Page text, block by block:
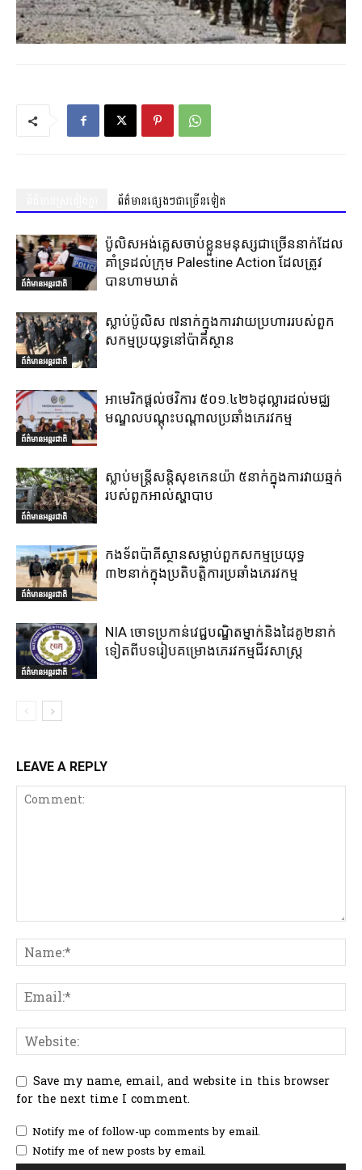
ព័ត៌មានផ្សេងៗជាច្រើនទៀត
ព័ត៌មានអន្តរជាតិ
ប៉ូលិសអង់គ្លេសចាប់ខ្លួនមនុស្សជាច្រើននាក់ដែល
គាំទ្រដល់ក្រុម Palestine Action ដែលត្រូវ
បានហាមឃាត់
ព័ត៌មានអន្តរជាតិ
ស្លាប់ប៉ូលិស ៧នាក់ក្នុងការវាយប្រហាររបស់ពួក
សកម្មប្រយុទ្ធនៅប៉ាគីស្ថាន
ព័ត៌មានអន្តរជាតិ
អាមេរិកផ្តល់ថវិការ ៥០១.៤២៦ដុល្លារដល់មជ្ឈ
មណ្ឌលបណ្តុះបណ្តាលប្រឆាំងភេរវកម្ម
ព័ត៌មានអន្តរជាតិ
ស្លាប់មន្ត្រីសន្តិសុខកេនយ៉ា ៥នាក់ក្នុងការវាយឆ្មក់
របស់ពួកអាល់ស្ហាបាប
ព័ត៌មានអន្តរជាតិ
កងទ័ពប៉ាគីស្ថានសម្លាប់ពួកសកម្មប្រយុទ្ធ
៣២នាក់ក្នុងប្រតិបត្តិការប្រឆាំងភេរវកម្ម
ព័ត៌មានអន្តរជាតិ
NIA ចោទប្រកាន់វេជ្ជបណ្ឌិតម្នាក់និងដៃគូ២នាក់
ទៀតពីបទរៀបគម្រោងភេរវកម្មជីវសាស្ត្រ
LEAVE A REPLY
Save my name, email, and website in this browser
for the next time I comment.
Notify me of follow-up comments by email.
Notify me of new posts by email.